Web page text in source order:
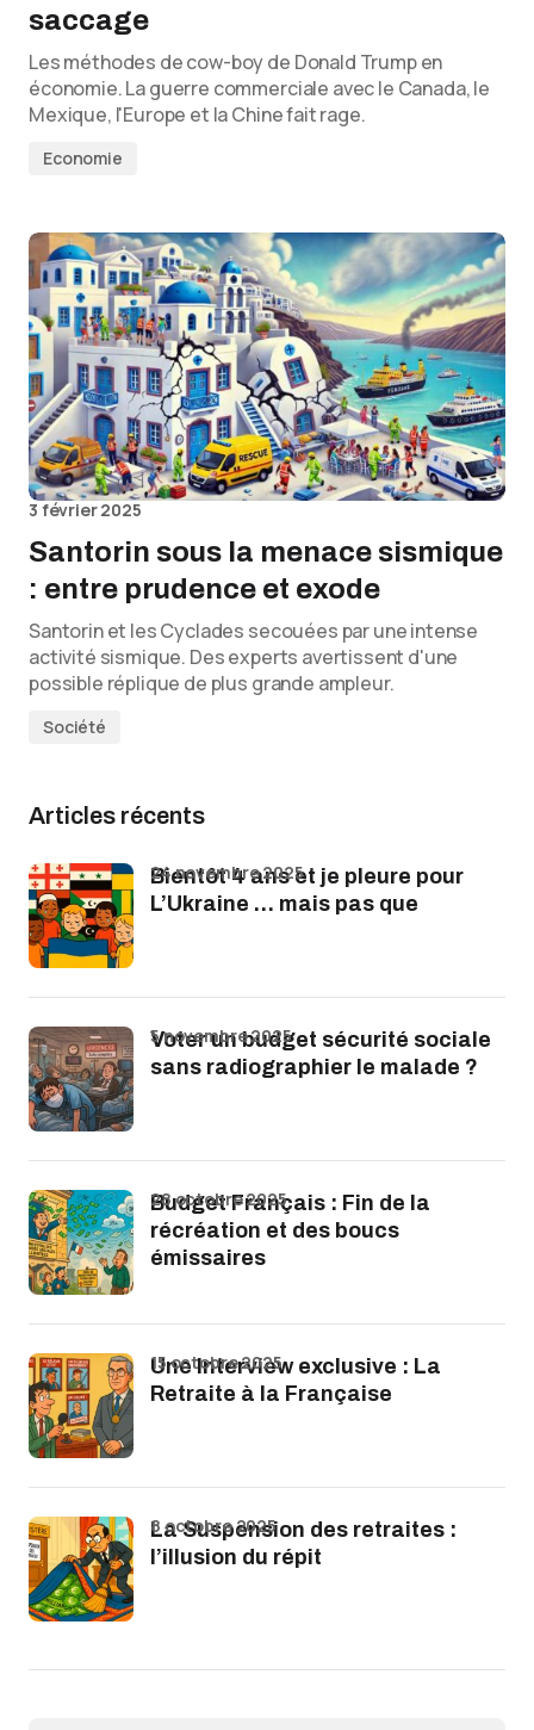
saccage
Les méthodes de cow-boy de Donald Trump en
économie. La guerre commerciale avec le Canada, le
Mexique, l'Europe et la Chine fait rage.
Economie
3 février 2025
Santorin sous la menace sismique
: entre prudence et exode
Santorin et les Cyclades secouées par une intense
activité sismique. Des experts avertissent d'une
possible réplique de plus grande ampleur.
Société
Articles récents
Bientôt 4 ans et je pleure pour
L’Ukraine … mais pas que
24 novembre 2025
Voter un budget sécurité sociale
sans radiographier le malade ?
5 novembre 2025
Budget Français : Fin de la
récréation et des boucs
émissaires
28 octobre 2025
Une Interview exclusive : La
Retraite à la Française
15 octobre 2025
La Suspension des retraites :
l’illusion du répit
8 octobre 2025